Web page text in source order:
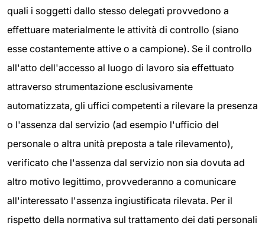
quali i soggetti dallo stesso delegati provvedono a
effettuare materialmente le attività di controllo (siano
esse costantemente attive o a campione). Se il controllo
all'atto dell'accesso al luogo di lavoro sia effettuato
attraverso strumentazione esclusivamente
automatizzata, gli uffici competenti a rilevare la presenza
o l'assenza dal servizio (ad esempio l'ufficio del
personale o altra unità preposta a tale rilevamento),
verificato che l'assenza dal servizio non sia dovuta ad
altro motivo legittimo, provvederanno a comunicare
all'interessato l'assenza ingiustificata rilevata. Per il
rispetto della normativa sul trattamento dei dati personali